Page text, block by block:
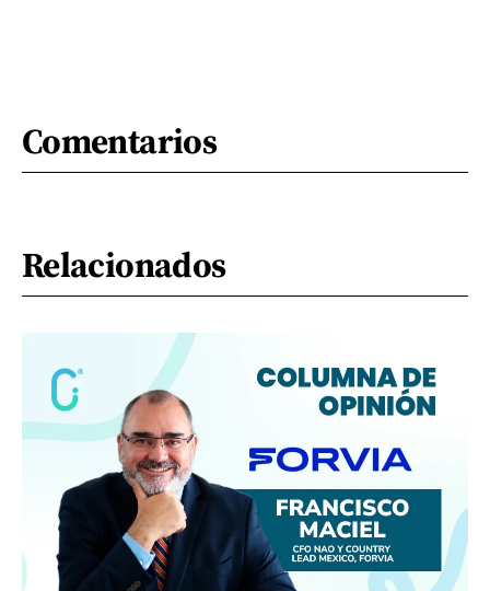
Comentarios
Relacionados